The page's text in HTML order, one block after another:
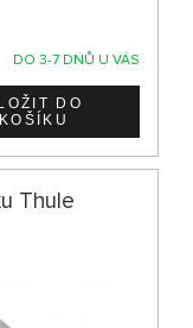
DO 3-7 DNŮ U VÁS
Thule